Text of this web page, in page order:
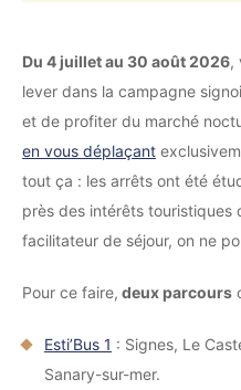
Du 4 juillet au 30 août 2026,
lever dans la campagne
et de profiter du marché
en vous déplaçant
tout ça : les arrêts ont été
près des intérêts touristiques
facilitateur de séjour, on ne
Pour ce faire, deux parcours
Esti’Bus 1 : Signes, Le
Sanary-sur-mer.